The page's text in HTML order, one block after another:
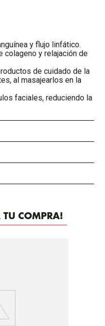
y flujo linfático.
colageno y relajación de
de cuidado de la
al masajearlos en la
faciales, reduciendo la
TU COMPRA!